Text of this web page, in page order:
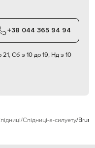
+38 044 365 94 94
Сб з 10 до 19, Нд з 10
Спідниці-а-силуету